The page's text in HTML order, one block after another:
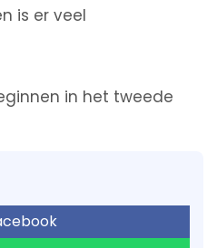
is er veel
in het tweede